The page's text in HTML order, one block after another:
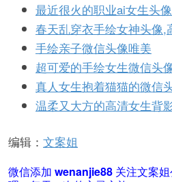
最近很火的职业ai女生头
春天乱穿衣手绘女神头像,
手绘亲子微信头像唯美
超可爱的手绘女生微信头
真人女生抱着猫猫的微信
温柔又大方的高清女生背
编辑： 文案姐
微信添加 wenanjie88 关注文案